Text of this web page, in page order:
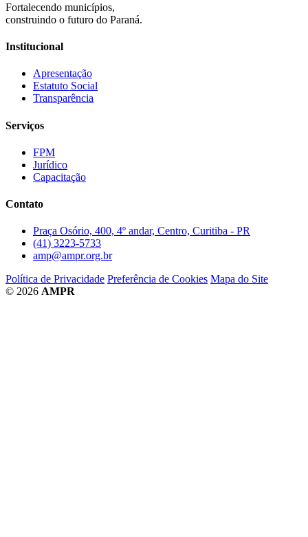
Fortalecendo municípios,
construindo o futuro do Paraná.
Institucional
Apresentação
Estatuto Social
Transparência
Serviços
FPM
Jurídico
Capacitação
Contato
Praça Osório, 400, 4º andar, Centro, Curitiba - PR
(41) 3223-5733
amp@ampr.org.br
Política de Privacidade Preferência de Cookies Mapa do Site
© 2026 AMPR